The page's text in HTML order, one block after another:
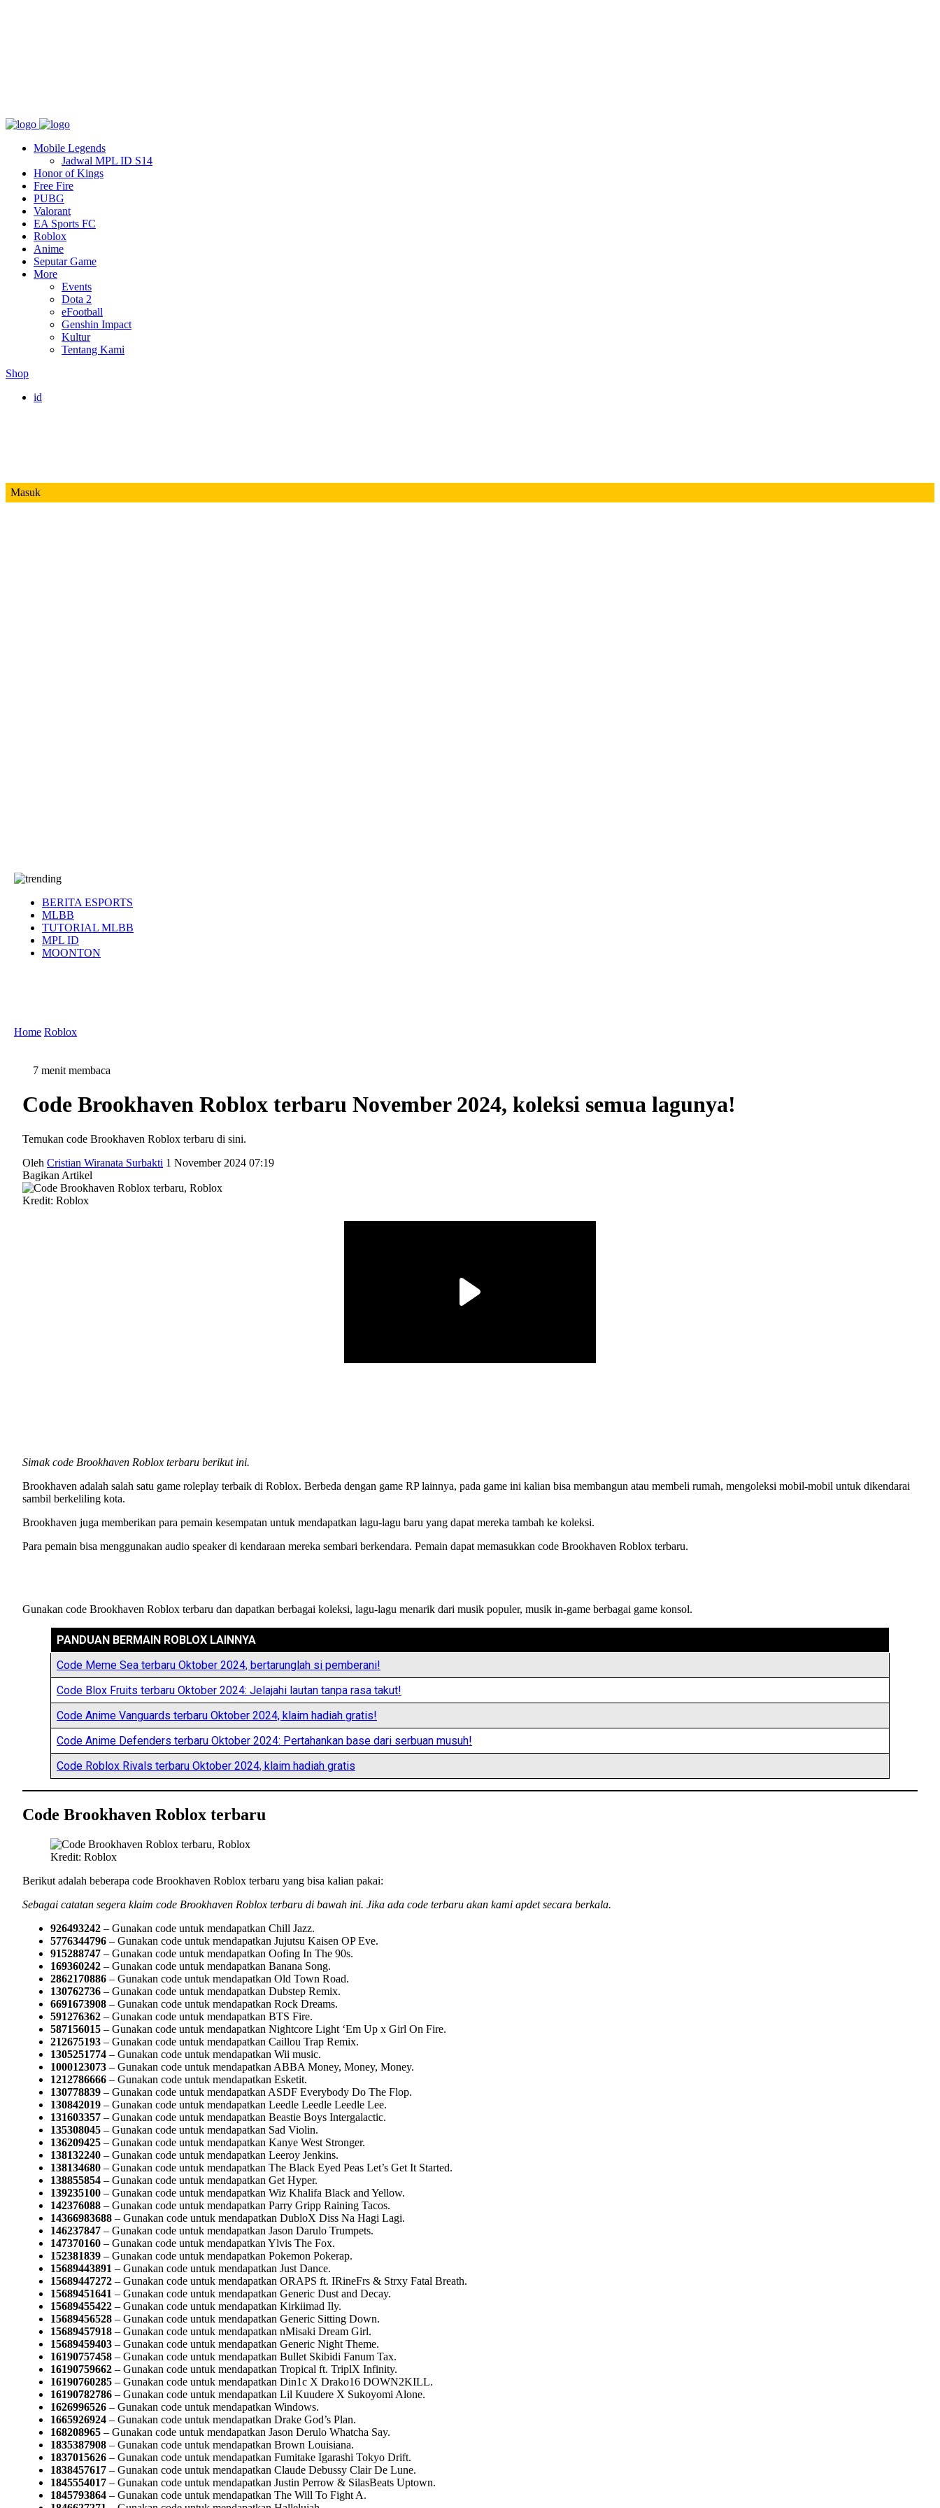
Mobile Legends
Jadwal MPL ID S14
Honor of Kings
Free Fire
PUBG
Valorant
EA Sports FC
Roblox
Anime
Seputar Game
More
Events
Dota 2
eFootball
Genshin Impact
Kultur
Tentang Kami
Shop
id
Masuk
BERITA ESPORTS
MLBB
TUTORIAL MLBB
MPL ID
MOONTON
Home Roblox
7 menit membaca
Code Brookhaven Roblox terbaru November 2024, koleksi semua lagunya!
Temukan code Brookhaven Roblox terbaru di sini.
Oleh Cristian Wiranata Surbakti 1 November 2024 07:19
Bagikan Artikel
Kredit: Roblox
Simak code Brookhaven Roblox terbaru berikut ini.
Brookhaven adalah salah satu game roleplay terbaik di Roblox. Berbeda dengan game RP lainnya, pada game ini kalian bisa membangun atau membeli rumah, mengoleksi mobil-mobil untuk dikendarai
sambil berkeliling kota.
Brookhaven juga memberikan para pemain kesempatan untuk mendapatkan lagu-lagu baru yang dapat mereka tambah ke koleksi.
Para pemain bisa menggunakan audio speaker di kendaraan mereka sembari berkendara. Pemain dapat memasukkan code Brookhaven Roblox terbaru.
Gunakan code Brookhaven Roblox terbaru dan dapatkan berbagai koleksi, lagu-lagu menarik dari musik populer, musik in-game berbagai game konsol.
PANDUAN BERMAIN ROBLOX LAINNYA
Code Meme Sea terbaru Oktober 2024, bertarunglah si pemberani!
Code Blox Fruits terbaru Oktober 2024: Jelajahi lautan tanpa rasa takut!
Code Anime Vanguards terbaru Oktober 2024, klaim hadiah gratis!
Code Anime Defenders terbaru Oktober 2024: Pertahankan base dari serbuan musuh!
Code Roblox Rivals terbaru Oktober 2024, klaim hadiah gratis
Code Brookhaven Roblox terbaru
Kredit: Roblox
Berikut adalah beberapa code Brookhaven Roblox terbaru yang bisa kalian pakai:
Sebagai catatan segera klaim code Brookhaven Roblox terbaru di bawah ini. Jika ada code terbaru akan kami apdet secara berkala.
926493242 – Gunakan code untuk mendapatkan Chill Jazz.
5776344796 – Gunakan code untuk mendapatkan Jujutsu Kaisen OP Eve.
915288747 – Gunakan code untuk mendapatkan Oofing In The 90s.
169360242 – Gunakan code untuk mendapatkan Banana Song.
2862170886 – Gunakan code untuk mendapatkan Old Town Road.
130762736 – Gunakan code untuk mendapatkan Dubstep Remix.
6691673908 – Gunakan code untuk mendapatkan Rock Dreams.
591276362 – Gunakan code untuk mendapatkan BTS Fire.
587156015 – Gunakan code untuk mendapatkan Nightcore Light ‘Em Up x Girl On Fire.
212675193 – Gunakan code untuk mendapatkan Caillou Trap Remix.
1305251774 – Gunakan code untuk mendapatkan Wii music.
1000123073 – Gunakan code untuk mendapatkan ABBA Money, Money, Money.
1212786666 – Gunakan code untuk mendapatkan Esketit.
130778839 – Gunakan code untuk mendapatkan ASDF Everybody Do The Flop.
130842019 – Gunakan code untuk mendapatkan Leedle Leedle Leedle Lee.
131603357 – Gunakan code untuk mendapatkan Beastie Boys Intergalactic.
135308045 – Gunakan code untuk mendapatkan Sad Violin.
136209425 – Gunakan code untuk mendapatkan Kanye West Stronger.
138132240 – Gunakan code untuk mendapatkan Leeroy Jenkins.
138134680 – Gunakan code untuk mendapatkan The Black Eyed Peas Let’s Get It Started.
138855854 – Gunakan code untuk mendapatkan Get Hyper.
139235100 – Gunakan code untuk mendapatkan Wiz Khalifa Black and Yellow.
142376088 – Gunakan code untuk mendapatkan Parry Gripp Raining Tacos.
14366983688 – Gunakan code untuk mendapatkan DubloX Diss Na Hagi Lagi.
146237847 – Gunakan code untuk mendapatkan Jason Darulo Trumpets.
147370160 – Gunakan code untuk mendapatkan Ylvis The Fox.
152381839 – Gunakan code untuk mendapatkan Pokemon Pokerap.
15689443891 – Gunakan code untuk mendapatkan Just Dance.
15689447272 – Gunakan code untuk mendapatkan ORAPS ft. IRineFrs & Strxy Fatal Breath.
15689451641 – Gunakan code untuk mendapatkan Generic Dust and Decay.
15689455422 – Gunakan code untuk mendapatkan Kirkiimad Ily.
15689456528 – Gunakan code untuk mendapatkan Generic Sitting Down.
15689457918 – Gunakan code untuk mendapatkan nMisaki Dream Girl.
15689459403 – Gunakan code untuk mendapatkan Generic Night Theme.
16190757458 – Gunakan code untuk mendapatkan Bullet Skibidi Fanum Tax.
16190759662 – Gunakan code untuk mendapatkan Tropical ft. TriplX Infinity.
16190760285 – Gunakan code untuk mendapatkan Din1c X Drako16 DOWN2KILL.
16190782786 – Gunakan code untuk mendapatkan Lil Kuudere X Sukoyomi Alone.
1626996526 – Gunakan code untuk mendapatkan Windows.
1665926924 – Gunakan code untuk mendapatkan Drake God’s Plan.
168208965 – Gunakan code untuk mendapatkan Jason Derulo Whatcha Say.
1835387908 – Gunakan code untuk mendapatkan Brown Louisiana.
1837015626 – Gunakan code untuk mendapatkan Fumitake Igarashi Tokyo Drift.
1838457617 – Gunakan code untuk mendapatkan Claude Debussy Clair De Lune.
1845554017 – Gunakan code untuk mendapatkan Justin Perrow & SilasBeats Uptown.
1845793864 – Gunakan code untuk mendapatkan The Will To Fight A.